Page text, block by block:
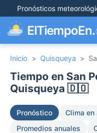
Pronósticos
ElTiempoEn.
Inicio > Quisqueya >
Tiempo en San
Quisqueya 🇩🇴
Pronóstico Clima en
Promedios anuales